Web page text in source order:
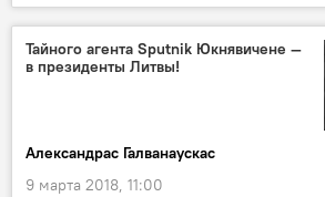
госдолг и ВВП Литвы
госдолг
Тайного агента Sputnik Юкнявичене —
в президенты Литвы!
Александрас Галванаускас
9 марта 2018, 11:00